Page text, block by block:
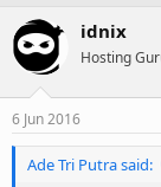
idnix
Hosting
6 Jun 2016
Ade Tri Putra said: